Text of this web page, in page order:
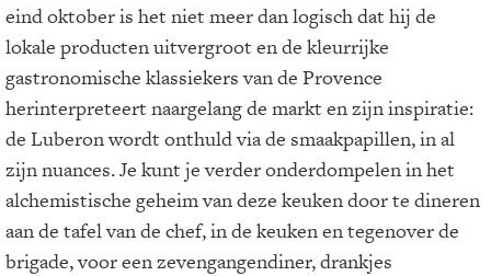
eind oktober is het niet meer dan logisch dat hij de
lokale producten uitvergroot en de kleurrijke
gastronomische klassiekers van de Provence
herinterpreteert naargelang de markt en zijn inspiratie:
de Luberon wordt onthuld via de smaakpapillen, in al
zijn nuances. Je kunt je verder onderdompelen in het
alchemistische geheim van deze keuken door te dineren
aan de tafel van de chef, in de keuken en tegenover de
brigade, voor een zevengangendiner, drankjes